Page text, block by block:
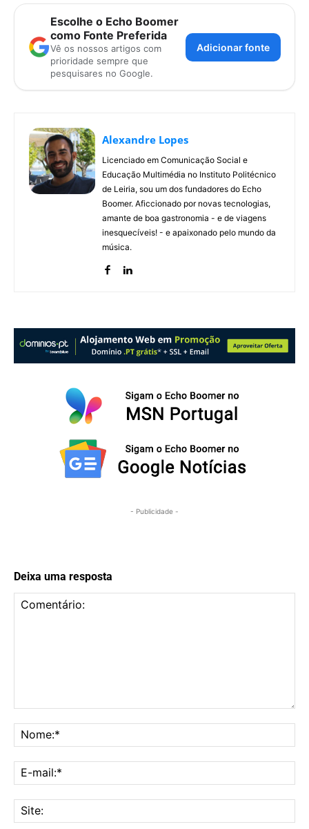
Escolhe o Echo Boomer
como Fonte Preferida
Vê os nossos artigos com
prioridade sempre que
pesquisares no Google.
Adicionar fonte
Alexandre Lopes
Licenciado em Comunicação Social e
Educação Multimédia no Instituto Politécnico
de Leiria, sou um dos fundadores do Echo
Boomer. Aficcionado por novas tecnologias,
amante de boa gastronomia - e de viagens
inesquecíveis! - e apaixonado pelo mundo da
música.
- Publicidade -
Deixa uma resposta